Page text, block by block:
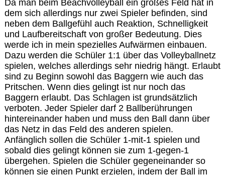
Da man beim Beachvolleyball ein großes Feld hat in
dem sich allerdings nur zwei Spieler befinden, sind
neben dem Ballgefühl auch Reaktion, Schnelligkeit
und Laufbereitschaft von großer Bedeutung. Dies
werde ich in mein spezielles Aufwärmen einbauen.
Dazu werden die Schüler 1:1 über das Volleyballnetz
spielen, welches allerdings sehr niedrig hängt. Erlaubt
sind zu Beginn sowohl das Baggern wie auch das
Pritschen. Wenn dies gelingt ist nur noch das
Baggern erlaubt. Das Schlagen ist grundsätzlich
verboten. Jeder Spieler darf 2 Ballberührungen
hintereinander haben und muss den Ball dann über
das Netz in das Feld des anderen spielen.
Anfänglich sollen die Schüler 1-mit-1 spielen und
sobald dies gelingt können sie zum 1-gegen-1
übergehen. Spielen die Schüler gegeneinander so
können sie einen Punkt erzielen, indem der Ball im